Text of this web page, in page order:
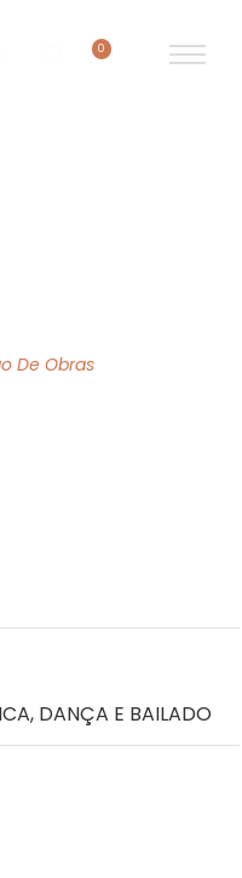
0
De Obras
DANÇA E BAILADO